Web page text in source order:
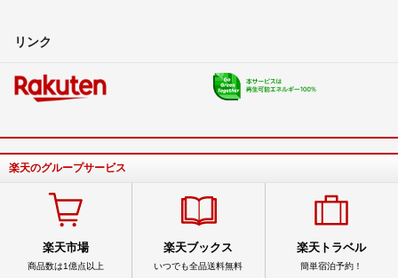
リンク
楽天のグループサービス
楽天市場
商品数は1億点以上
楽天ブックス
いつでも全品送料無料
楽天トラベル
簡単宿泊予約！